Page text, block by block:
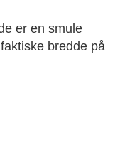
er en smule
bredde på